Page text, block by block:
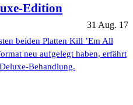
Edition
31 Aug. 17
beiden Platten Kill ’Em All
neu aufgelegt haben, erfährt
Behandlung.